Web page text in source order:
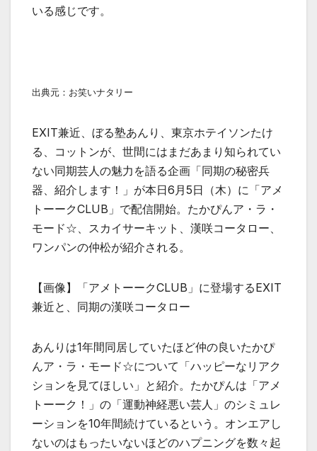
いる感じです。
出典元：お笑いナタリー
EXIT兼近、ぼる塾あんり、東京ホテイソンたけ
る、コットンが、世間にはまだあまり知られてい
ない同期芸人の魅力を語る企画「同期の秘密兵
器、紹介します！」が本日6月5日（木）に「アメ
トーークCLUB」で配信開始。たかぴんア・ラ・
モード☆、スカイサーキット、漢咲コータロー、
ワンパンの仲松が紹介される。
【画像】「アメトーークCLUB」に登場するEXIT
兼近と、同期の漢咲コータロー
あんりは1年間同居していたほど仲の良いたかぴ
んア・ラ・モード☆について「ハッピーなリアク
ションを見てほしい」と紹介。たかぴんは「アメ
トーーク！」の「運動神経悪い芸人」のシミュレ
ーションを10年間続けているという。オンエアし
ないのはもったいないほどのハプニングを数々起